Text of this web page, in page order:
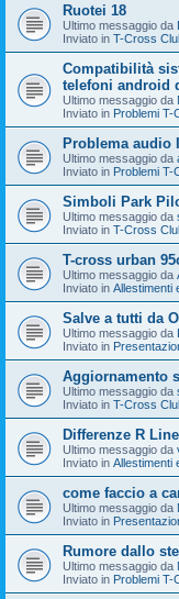
Ruotei 18
Ultimo messaggio da
Inviato in T-Cross
Compatibilità
telefoni android
Ultimo messaggio da
Inviato in Problemi T-
Problema audio
Ultimo messaggio da
Inviato in Problemi T-
Simboli Park
Ultimo messaggio da
Inviato in T-Cross
T-cross urban
Ultimo messaggio da
Inviato in Allestimenti
Salve a tutti da
Ultimo messaggio da
Inviato in
Aggiornamento
Ultimo messaggio da
Inviato in T-Cross
Differenze R
Ultimo messaggio da
Inviato in Allestimenti
come faccio a
Ultimo messaggio da
Inviato in
Rumore dallo
Ultimo messaggio da
Inviato in Problemi T-